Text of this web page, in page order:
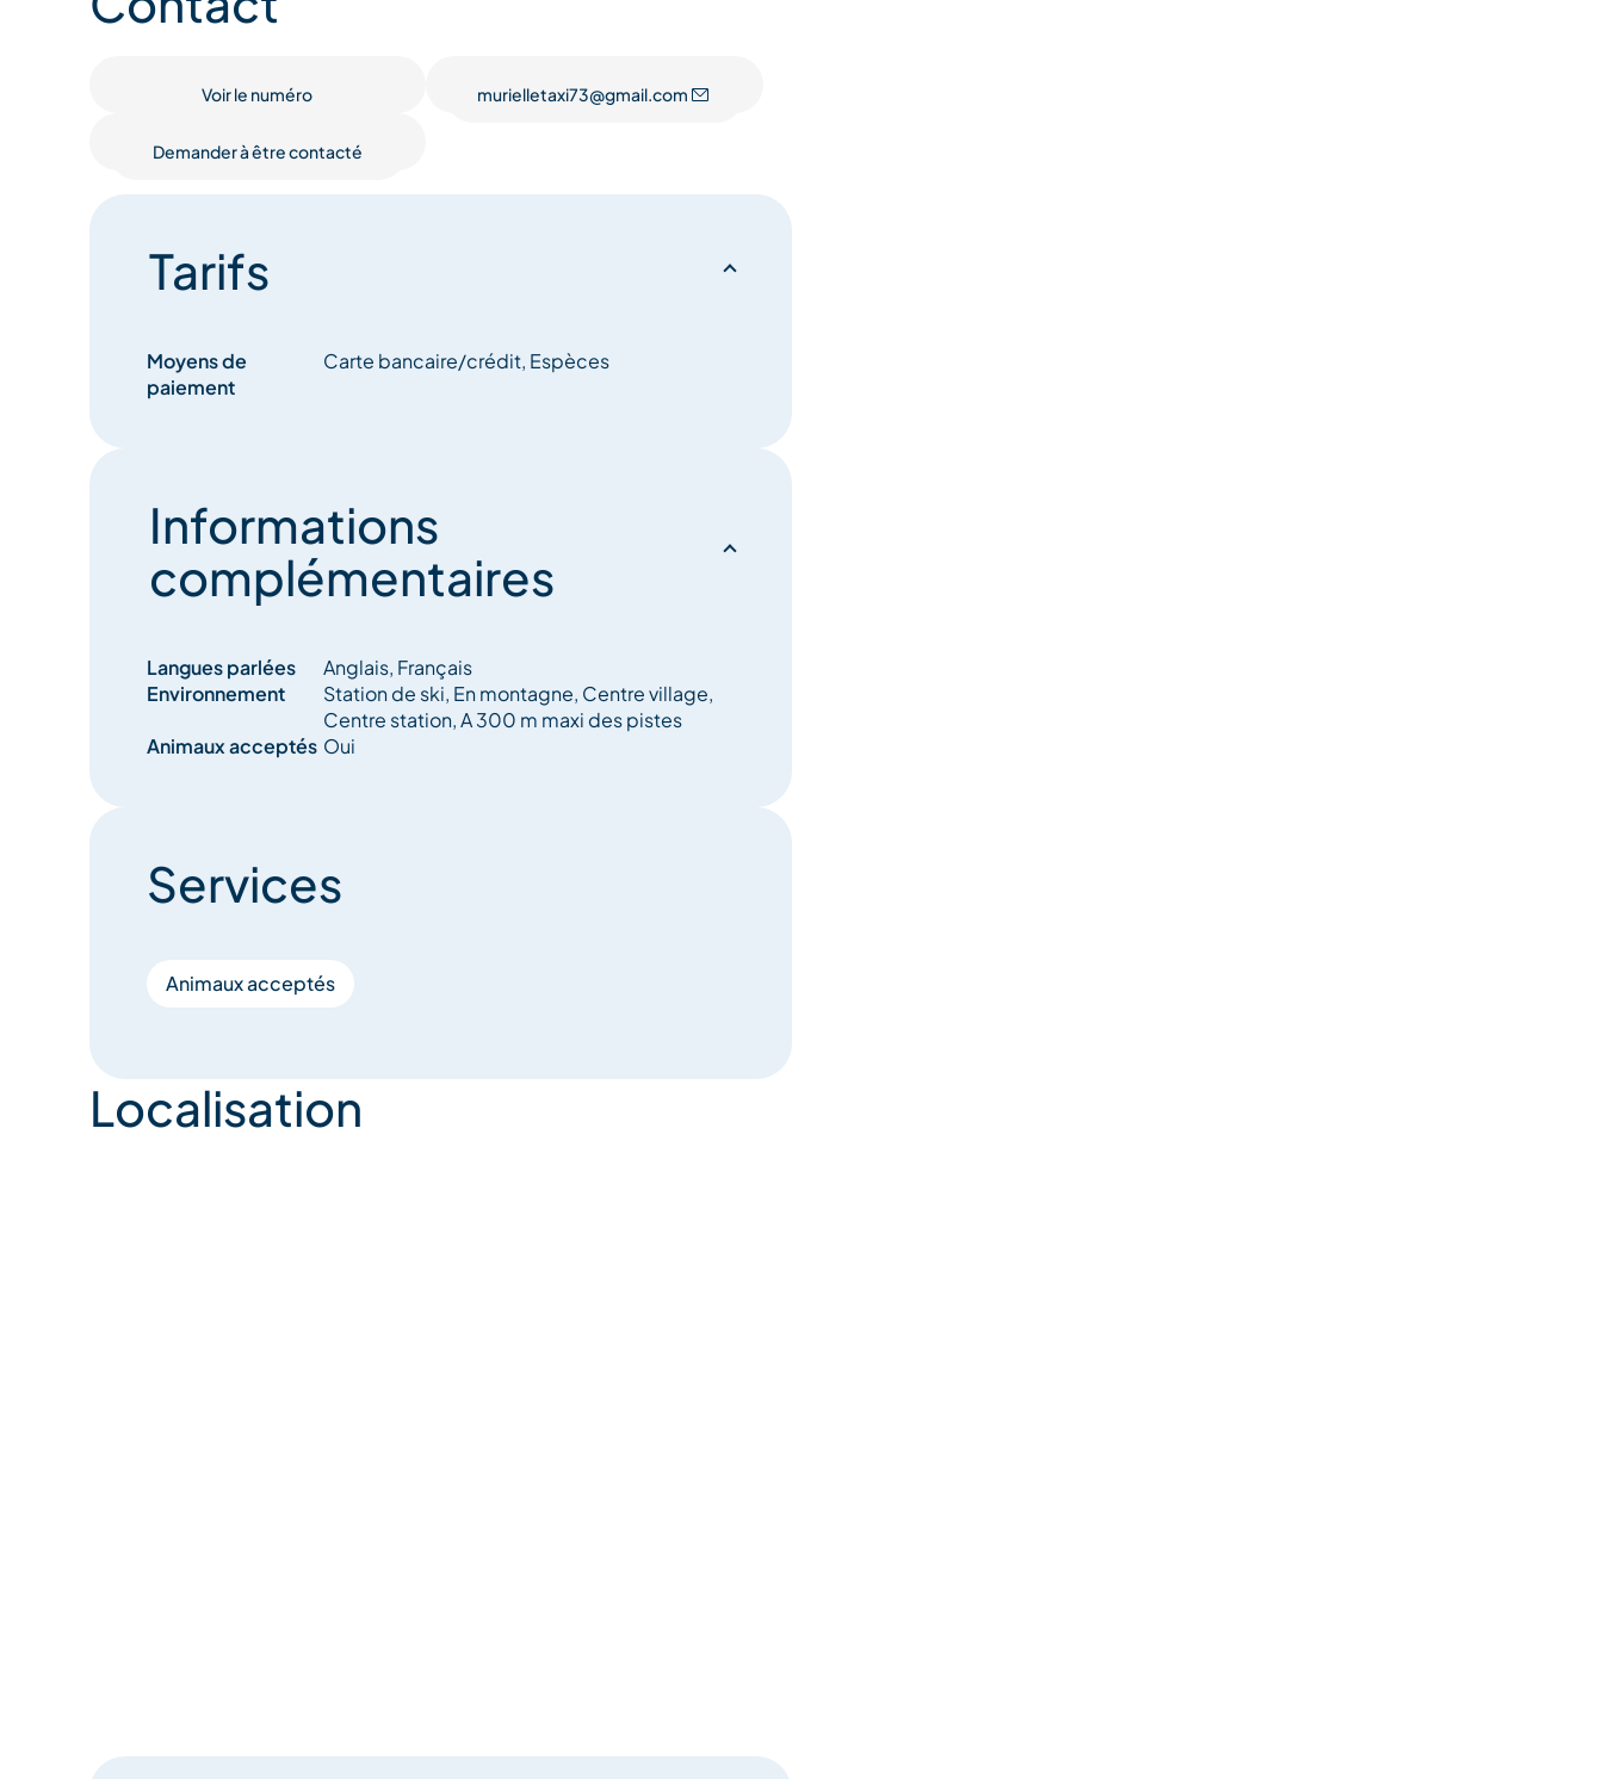
Voir le numéro murielletaxi73@gmail.com
Demander à être contacté
Tarifs
Moyens de
paiement
Carte bancaire/crédit, Espèces
Informations
complémentaires
Langues parlées
Anglais, Français
Environnement
Station de ski, En montagne, Centre village,
Centre station, A 300 m maxi des pistes
Animaux acceptés Oui
Services
Animaux acceptés
Localisation